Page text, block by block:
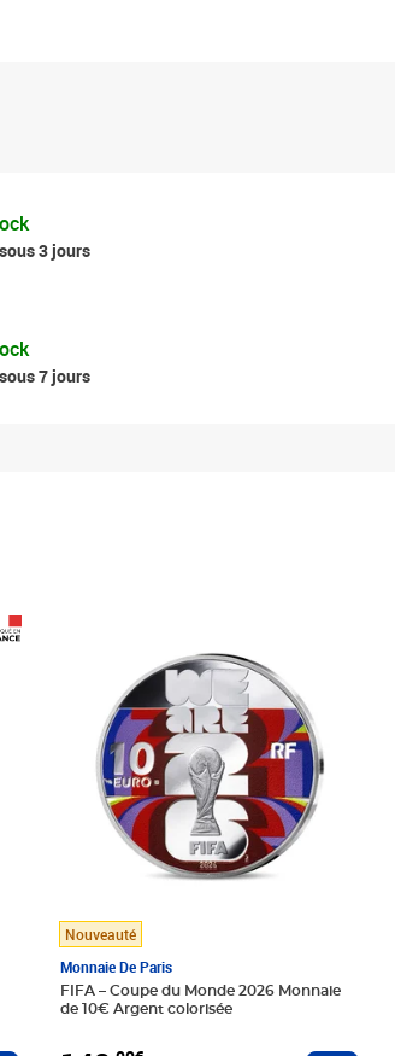
3 jours
7 jours
Nouveauté
Monnaie De Paris
FIFA – Coupe du Monde 2026 Monnaie
de 10€ Argent colorisée